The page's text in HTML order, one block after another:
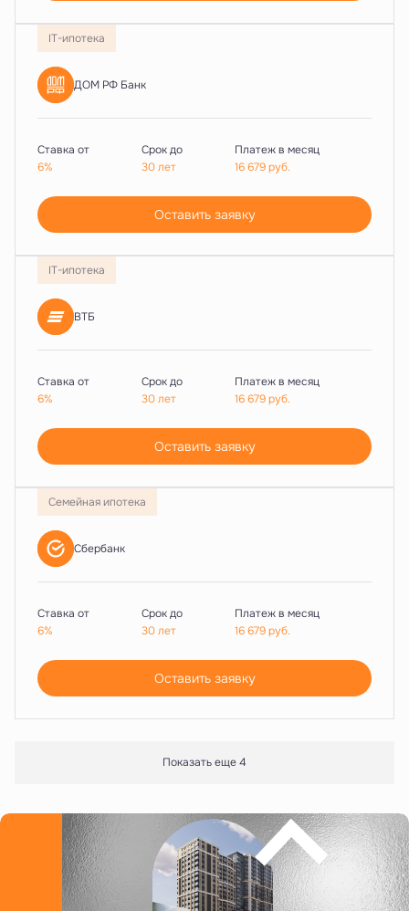
IT-ипотека
ДОМ РФ Банк
Ставка от
6%
Срок до
30 лет
Платеж в месяц
16 679руб.
Оставить заявку
IT-ипотека
ВТБ
Ставка от
6%
Срок до
30 лет
Платеж в месяц
16 679руб.
Оставить заявку
Семейная ипотека
Сбербанк
Ставка от
6%
Срок до
30 лет
Платеж в месяц
16 679руб.
Оставить заявку
Показать еще 4